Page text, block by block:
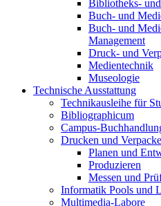
Bibliotheks-
Buch- und
Buch- und
Management
Druck- und
Medientechnik
Museologie
Technische Ausstattung
Technikausleihe für
Bibliographicum
Campus-
Drucken und
Planen und
Produzieren
Messen und
Informatik Pools und
Multimedia-Labore